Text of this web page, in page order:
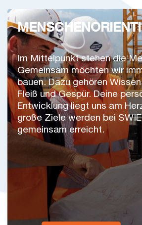
Im Mittelpunkt stehen die
Gemeinsam möchten wir
bauen. Dazu gehören
Fleiß und Gespür. Deine
Entwicklung liegt uns am
große Ziele werden bei
gemeinsam erreicht.